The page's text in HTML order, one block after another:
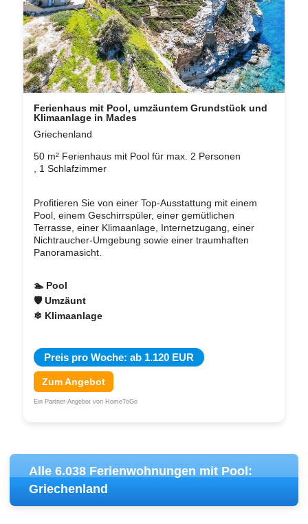
Ferienhaus mit Pool, umzäuntem Grundstück und
Klimaanlage in Mades
Griechenland
50 m² Ferienhaus mit Pool für max. 2 Personen
, 1 Schlafzimmer
Profitieren Sie von einer Top-Ausstattung mit einem
Pool, einem Geschirrspüler, einer gemütlichen
Terrasse, einer Klimaanlage, Internetzugang, einer
Nichtraucher-Umgebung sowie einer traumhaften
Panoramasicht.
🏊 Pool
🛡 Umzäunt
❄ Klimaanlage
Preis pro Woche: ab 1.120 EUR
Zum Angebot
Ein Partner-Angebot von HomeToGo
Alle 6.038 Ferienwohnungen mit Pool:
Griechenland